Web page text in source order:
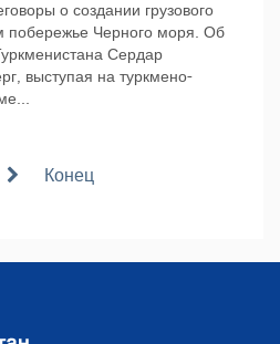
о создании грузового
побережье Черного моря. Об
Сердар
выступая на туркмено-
Конец